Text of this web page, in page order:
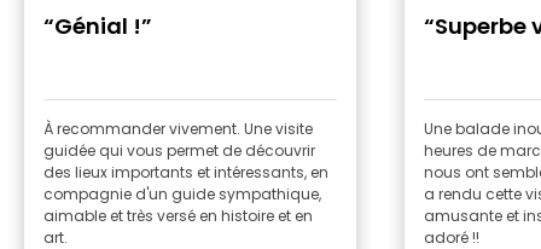
“Génial !”
À recommander vivement. Une visite
guidée qui vous permet de découvrir
des lieux importants et intéressants, en
compagnie d'un guide sympathique,
aimable et très versé en histoire et en
art.
“Superbe
Une balade
heures de
nous ont
a rendu cette
amusante et
adoré !!